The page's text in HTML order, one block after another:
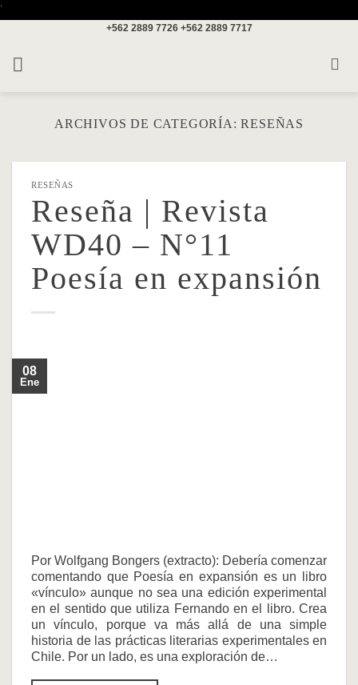
'
+562 2889 7726 +562 2889 7717
ARCHIVOS DE CATEGORÍA:RESEÑAS
RESEÑAS
Reseña | Revista
WD40 – N°11
Poesía en expansión
08
Ene
Por Wolfgang Bongers (extracto): Debería comenzar
comentando que Poesía en expansión es un libro
«vínculo» aunque no sea una edición experimental
en el sentido que utiliza Fernando en el libro. Crea
un vínculo, porque va más allá de una simple
historia de las prácticas literarias experimentales en
Chile. Por un lado, es una exploración de…